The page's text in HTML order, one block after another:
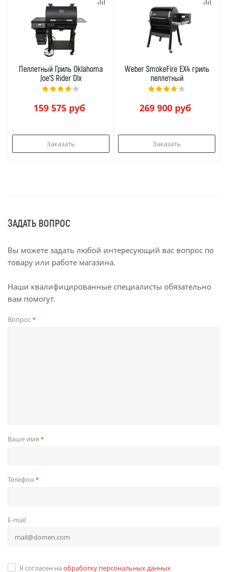
Пеллетный Гриль Oklahoma
Joe’S Rider Dlx
159 575руб
Заказать
Weber SmokeFire EX4 гриль
пеллетный
269 900руб
Заказать
ЗАДАТЬ ВОПРОС
Вы можете задать любой интересующий вас вопрос по
товару или работе магазина.
Наши квалифицированные специалисты обязательно
вам помогут.
Вопрос*
Ваше имя *
Телефон *
E-mail
Я согласен на обработку персональных данных